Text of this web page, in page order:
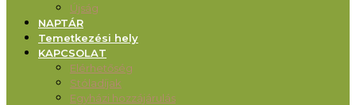
Újság
NAPTÁR
Temetkezési hely
KAPCSOLAT
Elérhetőség
Stóladíjak
Egyházi hozzájárulás